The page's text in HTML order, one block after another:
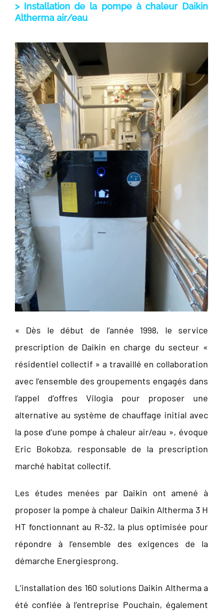
> Installation de la pompe à chaleur Daikin
Altherma air/eau
« Dès le début de l’année 1998, le service
prescription de Daikin en charge du secteur «
résidentiel collectif » a travaillé en collaboration
avec l’ensemble des groupements engagés dans
l’appel d’offres Vilogia pour proposer une
alternative au système de chauffage initial avec
la pose d’une pompe à chaleur air/eau », évoque
Eric Bokobza, responsable de la prescription
marché habitat collectif.
Les études menées par Daikin ont amené à
proposer la pompe à chaleur Daikin Altherma 3 H
HT fonctionnant au R-32, la plus optimisée pour
répondre à l’ensemble des exigences de la
démarche Energiesprong.
L’installation des 160 solutions Daikin Altherma a
été confiée à l’entreprise Pouchain, également